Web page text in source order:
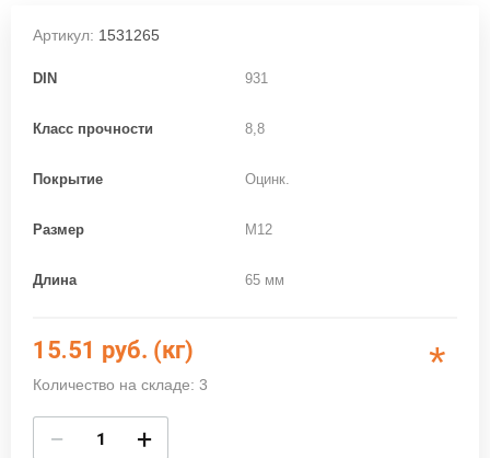
Артикул: 1531265
DIN 931
Класс прочности 8,8
Покрытие Оцинк.
Размер M12
Длина 65 мм
15.51 руб. (кг)
Количество на складе: 3 *
− +